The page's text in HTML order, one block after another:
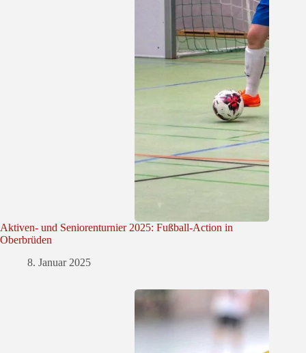
Aktiven- und Seniorenturnier 2025: Fußball-Action in
Oberbrüden
8. Januar 2025